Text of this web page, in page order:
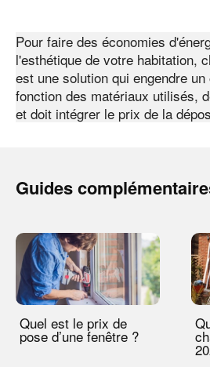
Pour faire des économies
l'esthétique de votre habitation,
est une solution qui engendre
fonction des matériaux utilisés,
et doit intégrer le prix de la
Guides
Quel est le prix de
pose d’une fenêtre ?